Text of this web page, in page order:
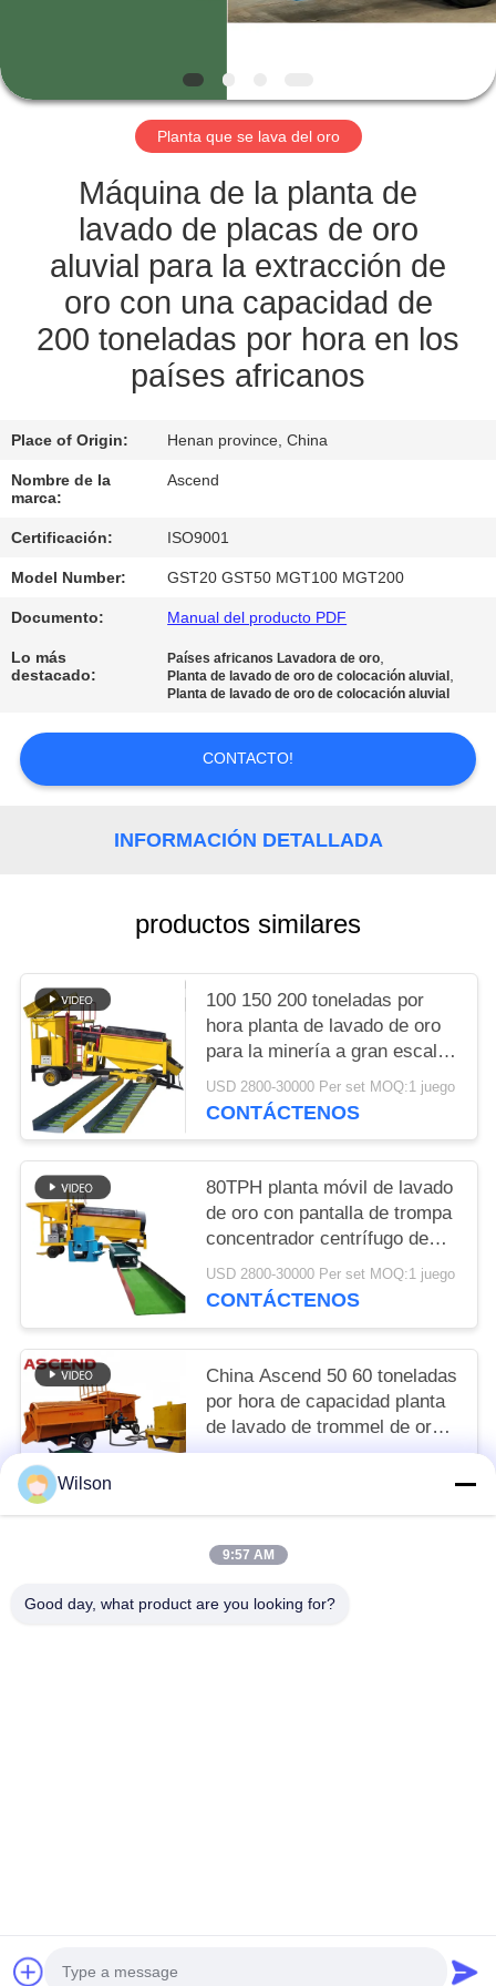
DE
CALIDAD
ÉNTRENOS
CONTACTO
CON
CITA
MAPA
DEL
SITIO
POLÍTICA
DE
PRIVACIDAD
Planta que se lava del oro
Máquina de la planta de
lavado de placas de oro
aluvial para la extracción de
oro con una capacidad de
200 toneladas por hora en los
países africanos
Place of Origin: Henan province, China
Nombre de la
marca:
Ascend
Certificación: ISO9001
Model Number: GST20 GST50 MGT100 MGT200
Documento: Manual del producto PDF
Lo más
destacado:
Países africanos Lavadora de oro,
Planta de lavado de oro de colocación aluvial ,
Planta de lavado de oro de colocación aluvial
CONTACTO!
INFORMACIÓN DETALLADA
productos similares
100 150 200 toneladas por
hora planta de lavado de oro
para la minería a gran escala
en Egipto Sudáfrica
USD 2800-30000 Per set MOQ:1 juego
CONTÁCTENOS
80TPH planta móvil de lavado
de oro con pantalla de trompa
concentrador centrífugo de
oro Knelson y canal de
escotilla
USD 2800-30000 Per set MOQ:1 juego
CONTÁCTENOS
China Ascend 50 60 toneladas
por hora de capacidad planta
de lavado de trommel de oro
para la recuperación de oro
Wilson
9:57 AM
Good day, what product are you looking for?